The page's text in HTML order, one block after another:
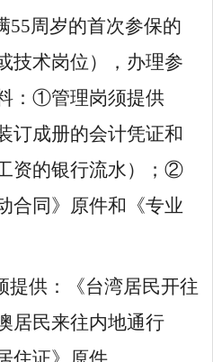
55周岁的首次参保的
技术岗位），办理参
：①管理岗须提供
订成册的会计凭证和
资的银行流水）；②
合同》原件和《专业
提供：《台湾居民开往
居民来往内地通行